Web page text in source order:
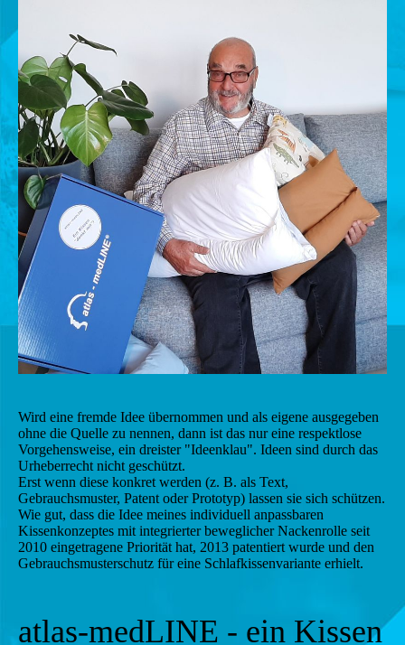
Wird eine fremde Idee übernommen und als eigene ausgegeben
ohne die Quelle zu nennen, dann ist das nur eine respektlose
Vorgehensweise, ein dreister "Ideenklau". Ideen sind durch das
Urheberrecht nicht geschützt.
Erst wenn diese konkret werden (z. B. als Text,
Gebrauchsmuster, Patent oder Prototyp) lassen sie sich schützen.
Wie gut, dass die Idee meines individuell anpassbaren
Kissenkonzeptes mit integrierter beweglicher Nackenrolle seit
2010 eingetragene Priorität hat, 2013 patentiert wurde und den
Gebrauchsmusterschutz für eine Schlafkissenvariante erhielt.
atlas-medLINE - ein Kissen